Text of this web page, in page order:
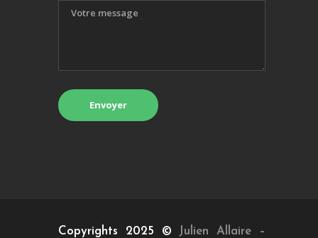
Copyrights 2025 © Julien Allaire –